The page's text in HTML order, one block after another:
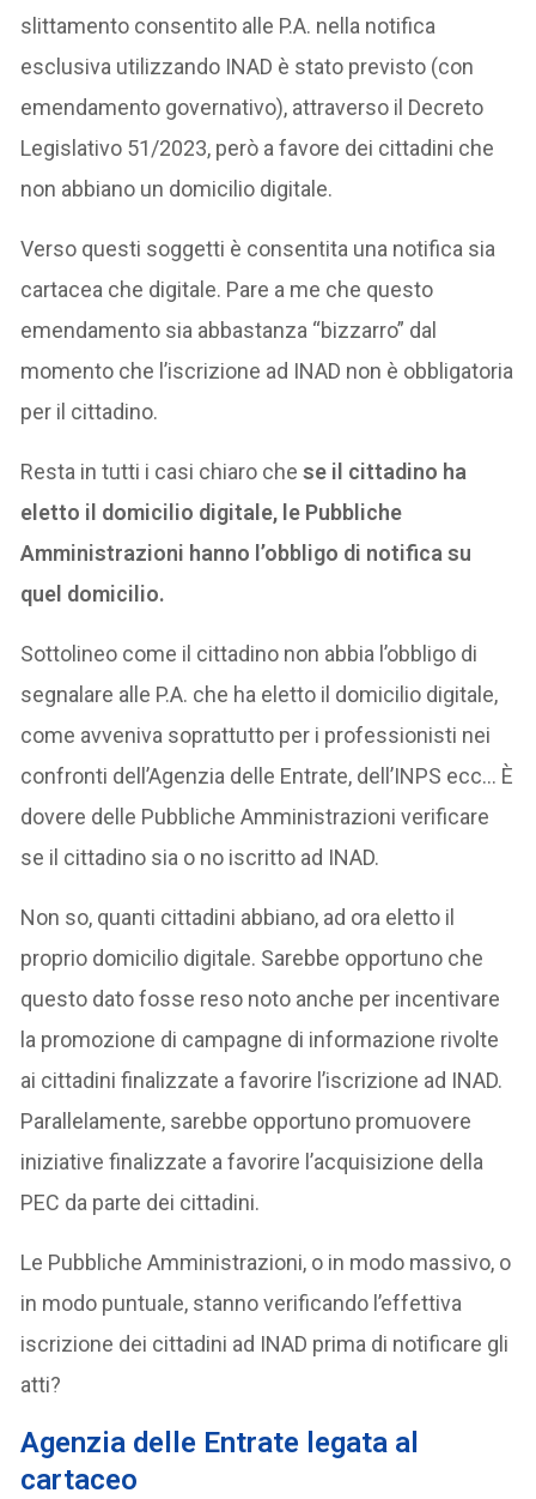
slittamento consentito alle P.A. nella notifica
esclusiva utilizzando INAD è stato previsto (con
emendamento governativo), attraverso il Decreto
Legislativo 51/2023, però a favore dei cittadini che
non abbiano un domicilio digitale.
Verso questi soggetti è consentita una notifica sia
cartacea che digitale. Pare a me che questo
emendamento sia abbastanza “bizzarro” dal
momento che l’iscrizione ad INAD non è obbligatoria
per il cittadino.
Resta in tutti i casi chiaro chese il cittadino ha
eletto il domicilio digitale, le Pubbliche
Amministrazioni hanno l’obbligo di notifica su
quel domicilio.
Sottolineo come il cittadino non abbia l’obbligo di
segnalare alle P.A. che ha eletto il domicilio digitale,
come avveniva soprattutto per i professionisti nei
confronti dell’Agenzia delle Entrate, dell’INPS ecc… È
dovere delle Pubbliche Amministrazioni verificare
se il cittadino sia o no iscritto ad INAD.
Non so, quanti cittadini abbiano, ad ora eletto il
proprio domicilio digitale. Sarebbe opportuno che
questo dato fosse reso noto anche per incentivare
la promozione di campagne di informazione rivolte
ai cittadini finalizzate a favorire l’iscrizione ad INAD.
Parallelamente, sarebbe opportuno promuovere
iniziative finalizzate a favorire l’acquisizione della
PEC da parte dei cittadini.
Le Pubbliche Amministrazioni, o in modo massivo, o
in modo puntuale, stanno verificando l’effettiva
iscrizione dei cittadini ad INAD prima di notificare gli
atti?
Agenzia delle Entrate legata al
cartaceo